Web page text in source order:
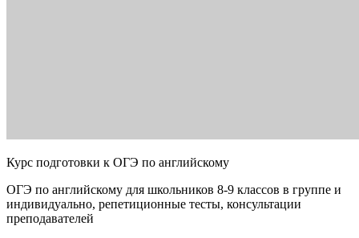
Курс подготовки к ОГЭ по английскому
ОГЭ по английскому для школьников 8-9 классов в группе и
индивидуально, репетиционные тесты, консультации
преподавателей